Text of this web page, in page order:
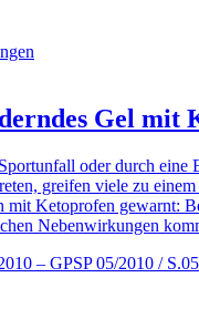
Gel mit
oder durch eine
greifen viele zu
mit Ketoprofen gewarnt:
Nebenwirkungen
– GPSP 05/2010 / S.05